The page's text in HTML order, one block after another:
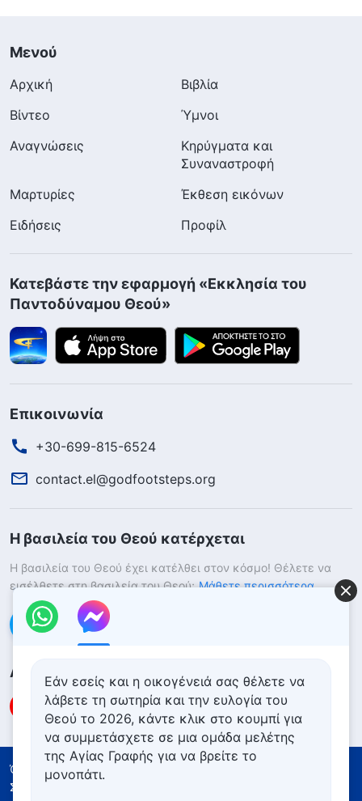
Μενού
Αρχική
Βιβλία
Βίντεο
Ύμνοι
Αναγνώσεις
Κηρύγματα και
Συναναστροφή
Μαρτυρίες
Έκθεση εικόνων
Ειδήσεις
Προφίλ
Κατεβάστε την εφαρμογή «Εκκλησία του
Παντοδύναμου Θεού»
Επικοινωνία
+30-699-815-6524
contact.el@godfootsteps.org
Η βασιλεία του Θεού κατέρχεται
Η βασιλεία του Θεού έχει κατέλθει στον κόσμο! Θέλετε να
εισέλθετε στη βασιλεία του Θεού; Μάθετε περισσότερα
Επικοινωνήστε μαζί μας μέσω Messenger
Ακολουθήστε μας
Όροι Χρήσης
Πολιτική απορρήτου
Συντελεστές
Εάν εσείς και η οικογένειά σας θέλετε να
λάβετε τη σωτηρία και την ευλογία του
Θεού το 2026, κάντε κλικ στο κουμπί για
να συμμετάσχετε σε μια ομάδα μελέτης
της Αγίας Γραφής για να βρείτε το
μονοπάτι.